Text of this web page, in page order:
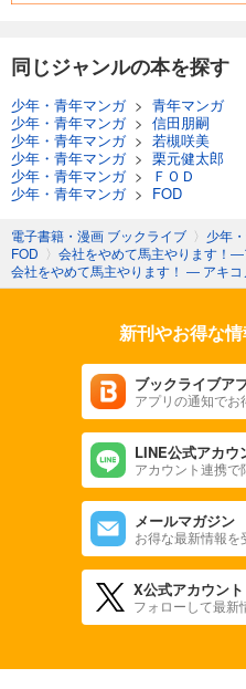
110円 (税込)
あらすじを表示する
会社をやめて馬主
会社をやめて馬主
110円 (税込)
あらすじを表示する
会社をやめて馬主
110円 (税込)
同じジャンルの本を探す
少年・青年マンガ> 青年マンガ
少年・青年マンガ> 信田朋嗣
少年・青年マンガ> 若槻咲美
少年・青年マンガ> 栗元健太郎
少年・青年マンガ>
ＦＯＤ
少年・青年マンガ> FOD
電子書籍・漫画 ブックライブ 〉 少年
FOD 〉 会社をやめて馬主やります！
会社をやめて馬主やります！ ― アキ
新刊やお得な
ブックライブア
アプリの通知でお
LINE公式アカウ
アカウント連携で
メールマガジン
お得な最新情報を
X公式アカウント
フォローして最新